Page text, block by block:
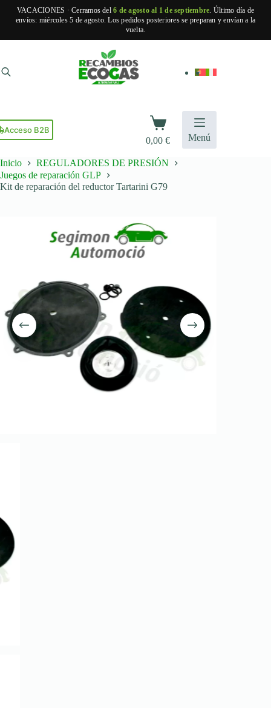
VACACIONES · Cerramos del6 de agosto al 1 de septiembre. Último día de
envíos: miércoles 5 de agosto. Los pedidos posteriores se preparan y envían a la
vuelta.
contenido
Acceso B2B
Carro
de
compra
0,00€ Menú
Inicio
REGULADORES DE PRESIÓN
Juegos de reparación GLP
Kit de reparación del reductor Tartarini G79